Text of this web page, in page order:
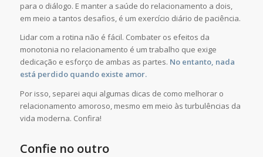
para o diálogo. E manter a saúde do relacionamento a dois,
em meio a tantos desafios, é um exercício diário de paciência.
Lidar com a rotina não é fácil. Combater os efeitos da
monotonia no relacionamento é um trabalho que exige
dedicação e esforço de ambas as partes. No entanto, nada
está perdido quando existe amor.
Por isso, separei aqui algumas dicas de como melhorar o
relacionamento amoroso, mesmo em meio às turbulências da
vida moderna. Confira!
Confie no outro